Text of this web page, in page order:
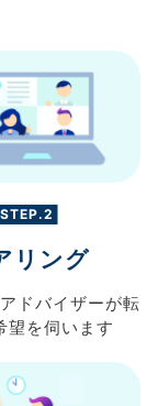
STEP.2
リング
アドバイザーが転
望を伺います